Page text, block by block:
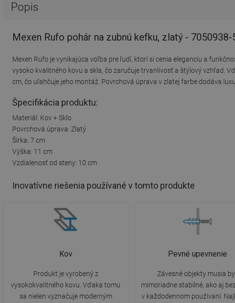
Popis
Mexen Rufo pohár na zubnú kefku, zlatý - 7050938-
Mexen Rufo je vynikajúca voľba pre ľudí, ktorí si cenia eleganciu a
vysoko kvalitného kovu a skla, čo zaručuje trvanlivosť a štýlový vzhľad.
cm, čo uľahčuje jeho montáž. Povrchová úprava v zlatej farbe dodáva
Špecifikácia produktu:
Materiál: Kov + Sklo
Povrchová úprava: Zlatý
Šírka: 7 cm
Výška: 11 cm
Vzdialenosť od steny: 10 cm
Inovatívne riešenia používané v tomto produkte
Kov
Produkt je vyrobený z
vysokokvalitného kovu. Vďaka tomu
sa nielen vyznačuje moderným
Pevné upevnenie
Závesné objekty musia
mimoriadne stabilné, ako aj
v každodennom používaní.